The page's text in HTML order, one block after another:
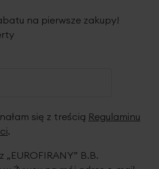
na pierwsze zakupy!
się z treścią Regulaminu
.
B.B.